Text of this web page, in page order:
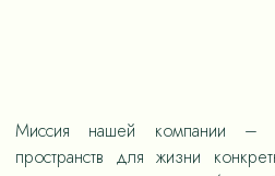
Миссия нашей компании –
пространств для жизни